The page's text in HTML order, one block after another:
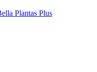
Plantas Plus